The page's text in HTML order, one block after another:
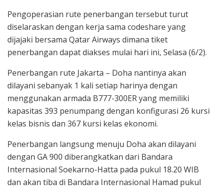
Pengoperasian rute penerbangan tersebut turut
diselaraskan dengan kerja sama codeshare yang
dijajaki bersama Qatar Airways dimana tiket
penerbangan dapat diakses mulai hari ini, Selasa (6/2).
Penerbangan rute Jakarta – Doha nantinya akan
dilayani sebanyak 1 kali setiap harinya dengan
menggunakan armada B777-300ER yang memiliki
kapasitas 393 penumpang dengan konfigurasi 26 kursi
kelas bisnis dan 367 kursi kelas ekonomi.
Penerbangan langsung menuju Doha akan dilayani
dengan GA 900 diberangkatkan dari Bandara
Internasional Soekarno-Hatta pada pukul 18.20 WIB
dan akan tiba di Bandara Internasional Hamad pukul